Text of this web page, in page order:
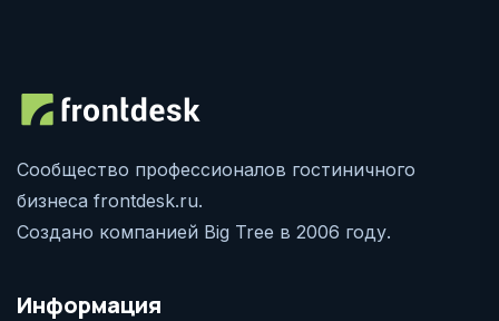
Сообщество профессионалов гостиничного
бизнеса frontdesk.ru.
Создано компанией Big Tree в 2006 году.
Информация